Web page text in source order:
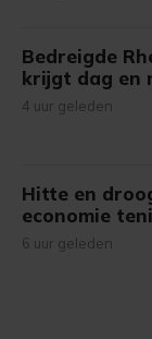
Bedreigde
krijgt dag en
4 uur geleden
Hitte en
economie
6 uur geleden